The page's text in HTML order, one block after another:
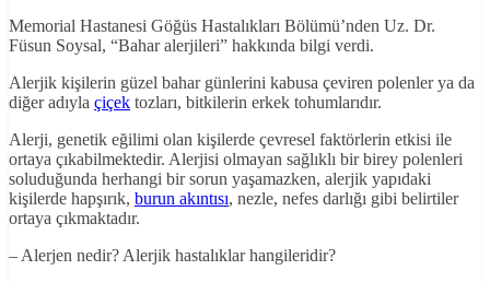
Memorial Hastanesi Göğüs Hastalıkları Bölümü’nden Uz. Dr.
Füsun Soysal, “Bahar alerjileri” hakkında bilgi verdi.
Alerjik kişilerin güzel bahar günlerini kabusa çeviren polenler ya da
diğer adıyla çiçek tozları, bitkilerin erkek tohumlarıdır.
Alerji, genetik eğilimi olan kişilerde çevresel faktörlerin etkisi ile
ortaya çıkabilmektedir. Alerjisi olmayan sağlıklı bir birey polenleri
soluduğunda herhangi bir sorun yaşamazken, alerjik yapıdaki
kişilerde hapşırık, burun akıntısı, nezle, nefes darlığı gibi belirtiler
ortaya çıkmaktadır.
– Alerjen nedir? Alerjik hastalıklar hangileridir?